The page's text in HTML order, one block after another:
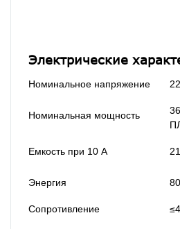
Электрические
Номинальное напряжение
Номинальная мощность
Емкость при 10 А
Энергия
Сопротивление